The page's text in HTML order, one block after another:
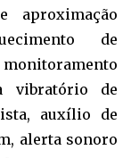
aproximação
de
monitoramento
vibratório de
auxílio de
alerta sonoro